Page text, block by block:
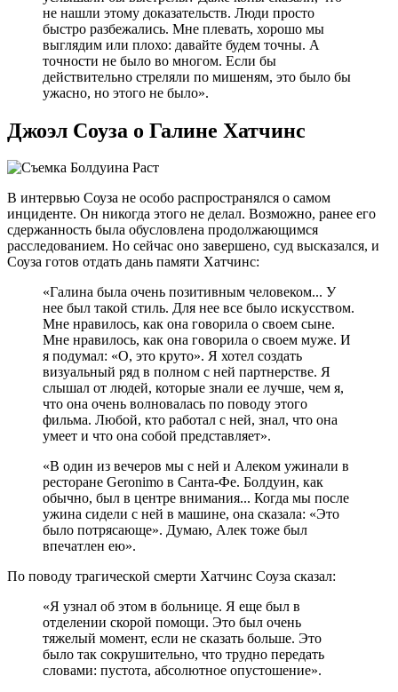
не нашли этому доказательств. Люди просто
быстро разбежались. Мне плевать, хорошо мы
выглядим или плохо: давайте будем точны. А
точности не было во многом. Если бы
действительно стреляли по мишеням, это было бы
ужасно, но этого не было».
Джоэл Соуза о Галине Хатчинс
В интервью Соуза не особо распространялся о самом
инциденте. Он никогда этого не делал. Возможно, ранее его
сдержанность была обусловлена продолжающимся
расследованием. Но сейчас оно завершено, суд высказался, и
Соуза готов отдать дань памяти Хатчинс:
«Галина была очень позитивным человеком... У
нее был такой стиль. Для нее все было искусством.
Мне нравилось, как она говорила о своем сыне.
Мне нравилось, как она говорила о своем муже. И
я подумал: «О, это круто». Я хотел создать
визуальный ряд в полном с ней партнерстве. Я
слышал от людей, которые знали ее лучше, чем я,
что она очень волновалась по поводу этого
фильма. Любой, кто работал с ней, знал, что она
умеет и что она собой представляет».
«В один из вечеров мы с ней и Алеком ужинали в
ресторане Geronimo в Санта-Фе. Болдуин, как
обычно, был в центре внимания... Когда мы после
ужина сидели с ней в машине, она сказала: «Это
было потрясающе». Думаю, Алек тоже был
впечатлен ею».
По поводу трагической смерти Хатчинс Соуза сказал:
«Я узнал об этом в больнице. Я еще был в
отделении скорой помощи. Это был очень
тяжелый момент, если не сказать больше. Это
было так сокрушительно, что трудно передать
словами: пустота, абсолютное опустошение».